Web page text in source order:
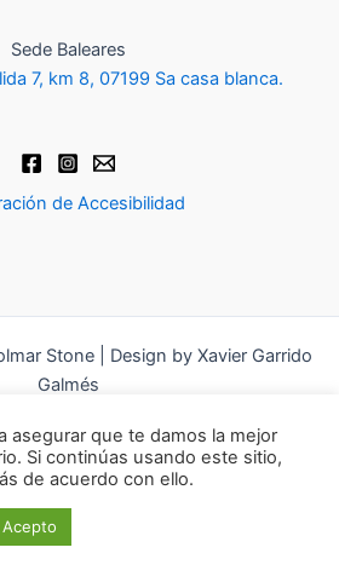
Sede Baleares
7, km 8, 07199 Sa casa blanca.
de Accesibilidad
Stone | Design by Xavier Garrido
Galmés
asegurar que te damos la mejor
Si continúas usando este sitio,
de acuerdo con ello.
Acepto